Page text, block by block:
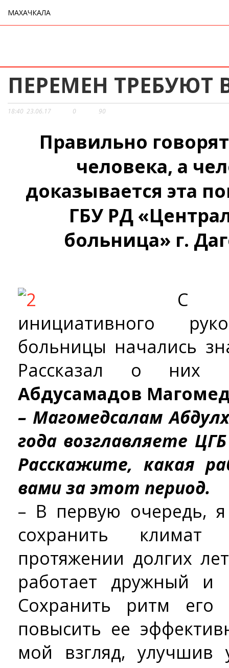
МАХАЧКАЛА
ПЕРЕМЕН ТРЕБУЮТ
18:40 23.06.17 0 90
Правильно
человека, а
доказывается эта
ГБУ РД
больница» г.
С
инициативного
больницы начались
Рассказал о них
Абдусамадов
– Магомедсалам
года возглавляете
Расскажите, какая
вами за этот период.
– В первую очередь, я
сохранить
протяжении долгих
работает дружный и
Сохранить ритм
повысить ее
мой взгляд, улучшив